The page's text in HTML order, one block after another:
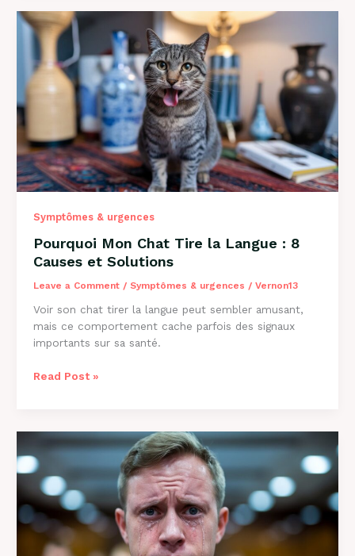
:
Solutions
Conseils
2026
Symptômes & urgences
Pourquoi Mon Chat Tire la Langue : 8
Causes et Solutions
Leave a Comment / Symptômes & urgences / Vernon13
Voir son chat tirer la langue peut sembler amusant,
mais ce comportement cache parfois des signaux
importants sur sa santé.
Pourquoi
Langue
:
8
Causes
et
Solutions
Read Post »